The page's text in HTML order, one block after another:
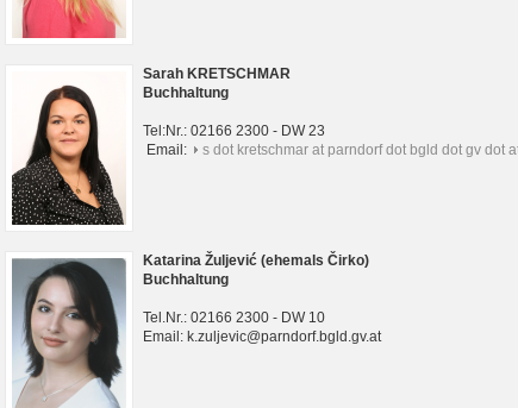
Sarah KRETSCHMAR
Buchhaltung
Tel:Nr.: 02166 2300 - DW 23
Email:
s dot kretschmar at parndorf dot bgld dot gv dot
Katarina Žuljević (ehemals Čirko)
Buchhaltung
Tel.Nr.: 02166 2300 - DW 10
Email: k.zuljevic@parndorf.bgld.gv.at